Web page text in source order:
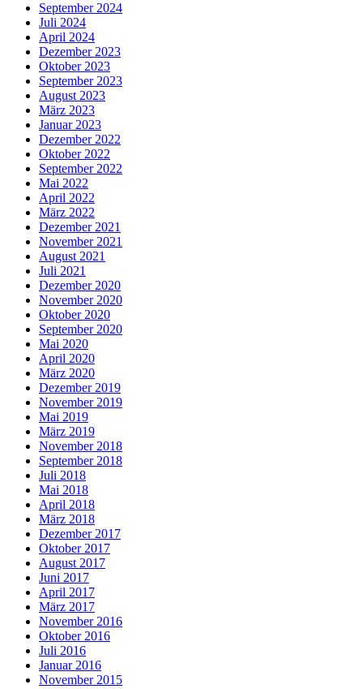
September 2024
Juli 2024
April 2024
Dezember 2023
Oktober 2023
September 2023
August 2023
März 2023
Januar 2023
Dezember 2022
Oktober 2022
September 2022
Mai 2022
April 2022
März 2022
Dezember 2021
November 2021
August 2021
Juli 2021
Dezember 2020
November 2020
Oktober 2020
September 2020
Mai 2020
April 2020
März 2020
Dezember 2019
November 2019
Mai 2019
März 2019
November 2018
September 2018
Juli 2018
Mai 2018
April 2018
März 2018
Dezember 2017
Oktober 2017
August 2017
Juni 2017
April 2017
März 2017
November 2016
Oktober 2016
Juli 2016
Januar 2016
November 2015